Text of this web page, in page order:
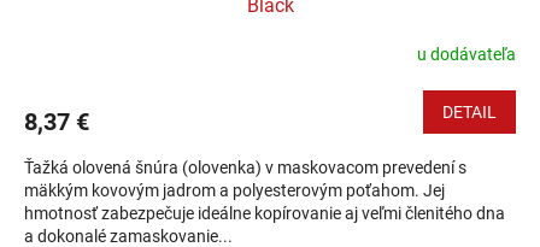
Black
u dodávateľa
8,37 € DETAIL
Ťažká olovená šnúra (olovenka) v maskovacom prevedení s
mäkkým kovovým jadrom a polyesterovým poťahom. Jej
hmotnosť zabezpečuje ideálne kopírovanie aj veľmi členitého dna
a dokonalé zamaskovanie...